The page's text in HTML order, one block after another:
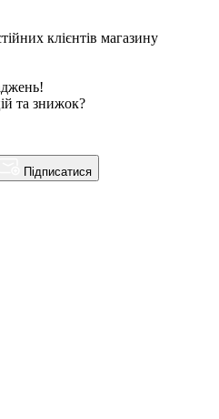
клієнтів магазину
та знижок?
Підписатися